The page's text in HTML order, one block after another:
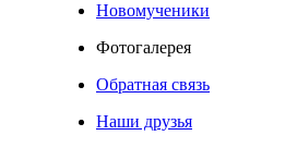
Новомученики
Фотогалерея
Обратная связь
Наши друзья